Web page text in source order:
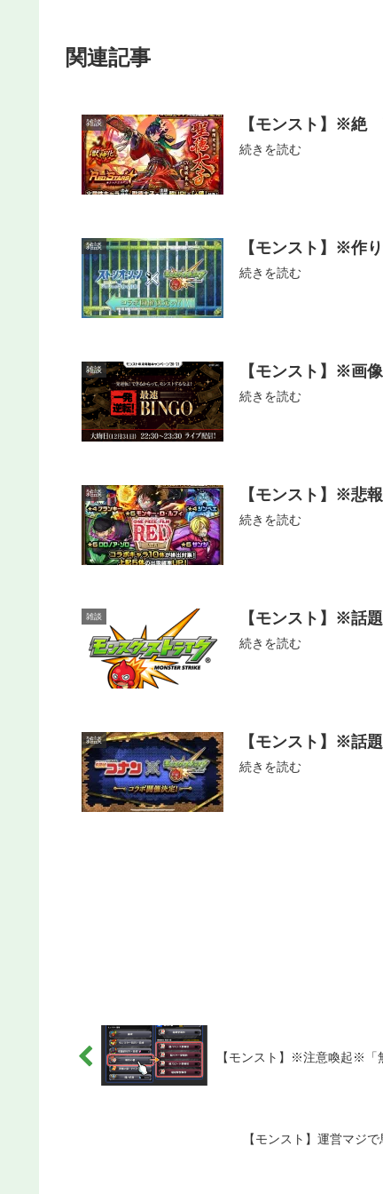
関連記事
雑談 【モンスト】※絶
続きを読む
雑談 【モンスト】※作
続きを読む
雑談 【モンスト】※画
続きを読む
雑談 【モンスト】※悲
続きを読む
雑談 【モンスト】※話
続きを読む
雑談 【モンスト】※話
続きを読む
【モンスト】※注意喚起※「
【モンスト】運営マジ